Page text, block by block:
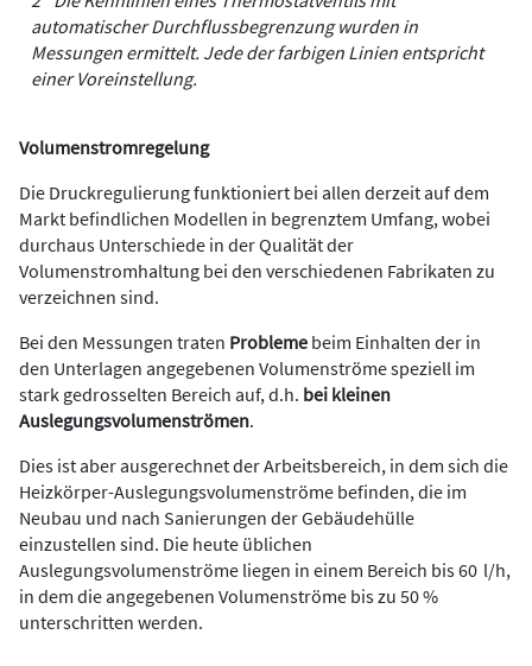
automatischer Durchflussbegrenzung wurden in
Messungen ermittelt. Jede der farbigen Linien entspricht
einer Voreinstellung.
Volumenstromregelung
Die Druckregulierung funktioniert bei allen derzeit auf dem
Markt befindlichen Modellen in begrenztem Umfang, wobei
durchaus Unterschiede in der Qualität der
Volumenstromhaltung bei den verschiedenen Fabrikaten zu
verzeichnen sind.
Bei den Messungen traten Probleme beim Einhalten der in
den Unterlagen angegebenen Volumenströme speziell im
stark gedrosselten Bereich auf, d.h. bei kleinen
Auslegungsvolumenströmen.
Dies ist aber ausgerechnet der Arbeitsbereich, in dem sich die
Heizkörper-Auslegungsvolumenströme befinden, die im
Neubau und nach Sanierungen der Gebäudehülle
einzustellen sind. Die heute üblichen
Auslegungsvolumenströme liegen in einem Bereich bis 60 l/h,
in dem die angegebenen Volumenströme bis zu 50 %
unterschritten werden.